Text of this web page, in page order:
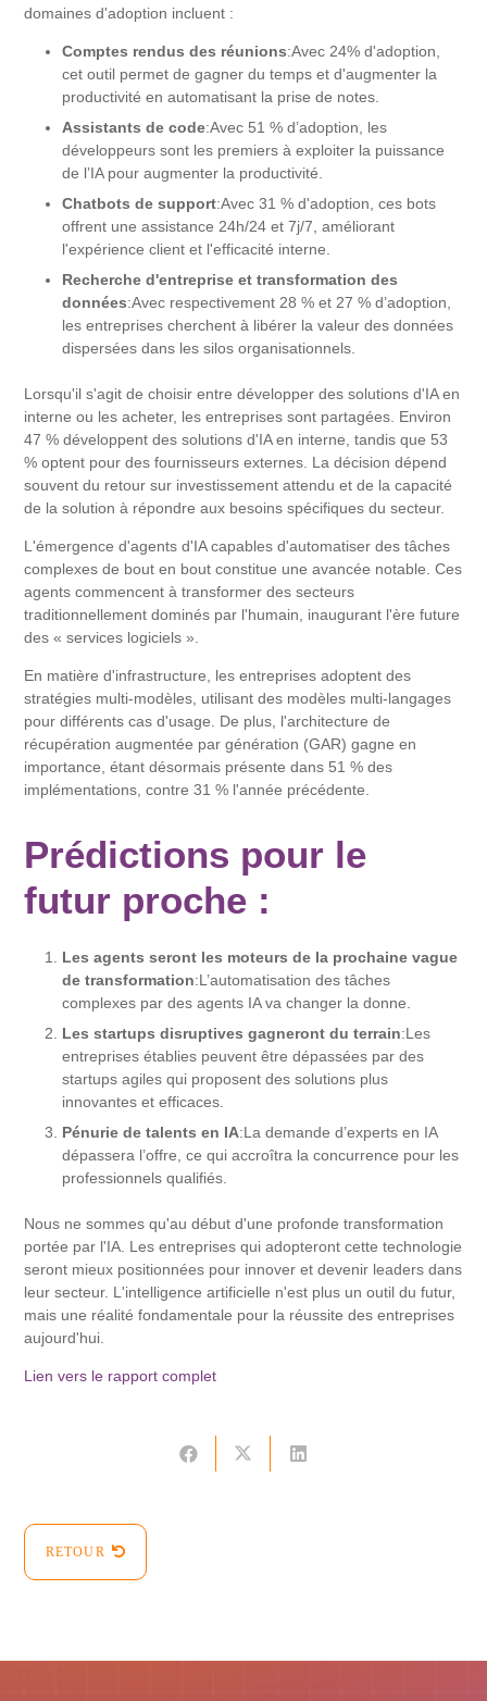
domaines d'adoption incluent :
Comptes rendus des réunions:Avec 24% d'adoption,
cet outil permet de gagner du temps et d'augmenter la
productivité en automatisant la prise de notes.
Assistants de code:Avec 51 % d’adoption, les
développeurs sont les premiers à exploiter la puissance
de l’IA pour augmenter la productivité.
Chatbots de support:Avec 31 % d'adoption, ces bots
offrent une assistance 24h/24 et 7j/7, améliorant
l'expérience client et l'efficacité interne.
Recherche d'entreprise et transformation des
données:Avec respectivement 28 % et 27 % d’adoption,
les entreprises cherchent à libérer la valeur des données
dispersées dans les silos organisationnels.
Lorsqu'il s'agit de choisir entre développer des solutions d'IA en
interne ou les acheter, les entreprises sont partagées. Environ
47 % développent des solutions d'IA en interne, tandis que 53
% optent pour des fournisseurs externes. La décision dépend
souvent du retour sur investissement attendu et de la capacité
de la solution à répondre aux besoins spécifiques du secteur.
L'émergence d'agents d'IA capables d'automatiser des tâches
complexes de bout en bout constitue une avancée notable. Ces
agents commencent à transformer des secteurs
traditionnellement dominés par l'humain, inaugurant l'ère future
des « services logiciels ».
En matière d'infrastructure, les entreprises adoptent des
stratégies multi-modèles, utilisant des modèles multi-langages
pour différents cas d'usage. De plus, l'architecture de
récupération augmentée par génération (GAR) gagne en
importance, étant désormais présente dans 51 % des
implémentations, contre 31 % l'année précédente.
Prédictions pour le
futur proche :
Les agents seront les moteurs de la prochaine vague
de transformation:L’automatisation des tâches
complexes par des agents IA va changer la donne.
Les startups disruptives gagneront du terrain:Les
entreprises établies peuvent être dépassées par des
startups agiles qui proposent des solutions plus
innovantes et efficaces.
Pénurie de talents en IA:La demande d’experts en IA
dépassera l’offre, ce qui accroîtra la concurrence pour les
professionnels qualifiés.
Nous ne sommes qu'au début d'une profonde transformation
portée par l'IA. Les entreprises qui adopteront cette technologie
seront mieux positionnées pour innover et devenir leaders dans
leur secteur. L'intelligence artificielle n'est plus un outil du futur,
mais une réalité fondamentale pour la réussite des entreprises
aujourd'hui.
Lien vers le rapport complet
RETOUR